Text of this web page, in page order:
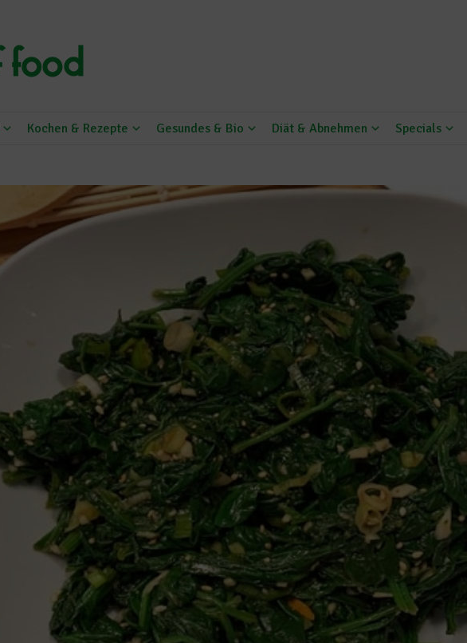
Kochen & Rezepte Gesundes & Bio Diät & Abnehmen Specials